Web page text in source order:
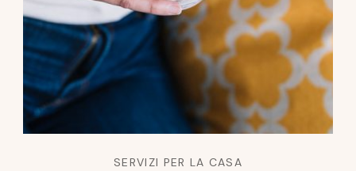
SERVIZI PER LA CASA